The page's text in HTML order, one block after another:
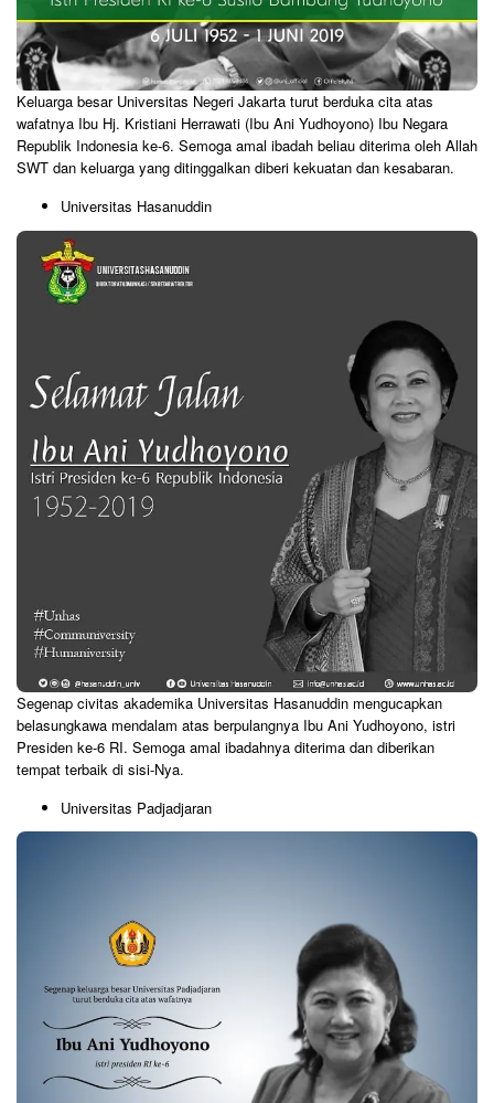
Keluarga besar Universitas Negeri Jakarta turut berduka cita atas
wafatnya Ibu Hj. Kristiani Herrawati (Ibu Ani Yudhoyono) Ibu Negara
Republik Indonesia ke-6. Semoga amal ibadah beliau diterima oleh Allah
SWT dan keluarga yang ditinggalkan diberi kekuatan dan kesabaran.
Universitas Hasanuddin
Segenap civitas akademika Universitas Hasanuddin mengucapkan
belasungkawa mendalam atas berpulangnya Ibu Ani Yudhoyono, istri
Presiden ke-6 RI. Semoga amal ibadahnya diterima dan diberikan
tempat terbaik di sisi-Nya.
Universitas Padjadjaran